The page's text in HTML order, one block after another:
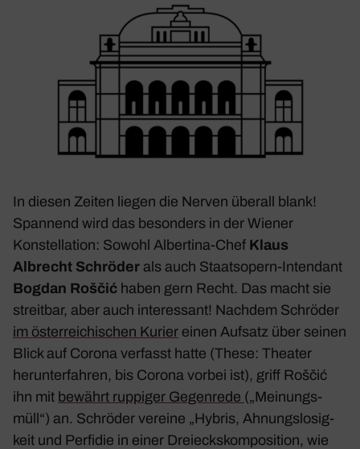
In diesen Zeiten liegen die Nerven überall blank!
Span­nend wird das beson­ders in der Wiener
Konstel­la­tion: Sowohl Alber­tina-Chef Klaus
Albrecht Schröder als auch Staats­opern-Inten­dant
Bogdan Roščić haben gern Recht. Das macht sie
streitbar, aber auch inter­es­sant! Nachdem Schröder
im öster­rei­chi­schen Kurier einen Aufsatz über seinen
Blick auf Corona verfasst hatte (These: Theater
herun­ter­fahren, bis Corona vorbei ist), griff Roščić
ihn mit bewährt ruppiger Gegen­rede („Meinungs­
müll“) an. Schröder vereine „Hybris, Ahnungs­lo­sig­
keit und Perfidie in einer Drei­ecks­kom­po­si­tion, wie